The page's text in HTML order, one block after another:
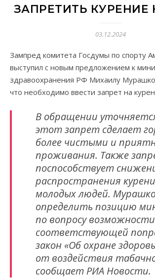
ЗАПРЕТИТЬ КУРЕНИЕ
03.12.2024
Зампред комитета Госдумы по спорту
выступил с новым предложением к
здравоохранения РФ Михаилу
что необходимо ввести запрет на
В обращении
этот запрет сделает
более чистыми и
проживания. Также
поспособствует
распространения
молодых людей.
определить позицию
по вопросу
соответствующей
закон «Об охране
от воздействия
сообщает РИА Новости.